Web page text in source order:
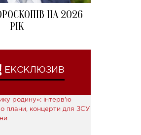
НА 2026
РІК
ЕКСКЛЮЗИВ